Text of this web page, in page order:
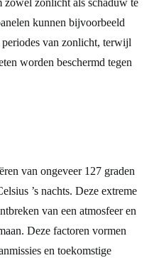
zowel zonlicht als schaduw te
kunnen bijvoorbeeld
van zonlicht, terwijl
worden beschermd tegen
van ongeveer 127 graden
’s nachts. Deze extreme
van een atmosfeer en
Deze factoren vormen
en toekomstige